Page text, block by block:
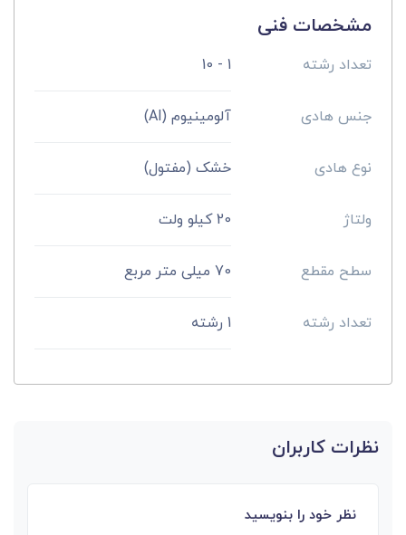
مشخصات فنی
تعداد رشته 1 - 10
جنس هادی آلومینیوم (Al)
نوع هادی خشک (مفتول)
ولتاژ 20 کیلو ولت
سطح مقطع 70 میلی متر مربع
تعداد رشته 1 رشته
نظرات کاربران
نظر خود را بنویسید